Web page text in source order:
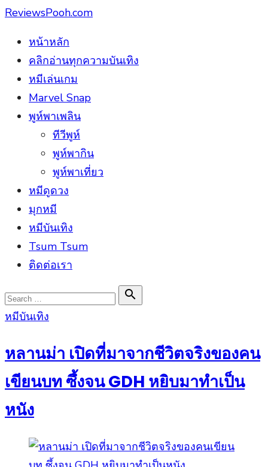
ReviewsPooh.com
หน้าหลัก
คลิกอ่านทุกความบันเทิง
หมีเล่นเกม
Marvel Snap
พูห์พาเพลิน
ทีวีพูห์
พูห์พากิน
พูห์พาเที่ยว
หมีดูดวง
มุกหมี
หมีบันเทิง
Tsum Tsum
ติดต่อเรา
Search
for:

Search
Posted
หมีบันเทิง
หลานม่า เปิดที่มาจากชีวิตจริงของคน
เขียนบท ซึ้งจน GDH หยิบมาทำเป็น
หนัง